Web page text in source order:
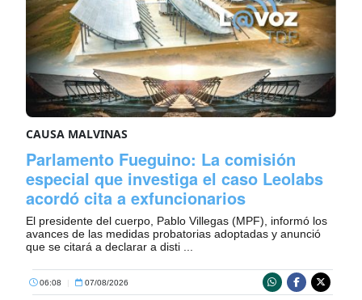
CAUSA MALVINAS
Parlamento Fueguino: La comisión
especial que investiga el caso Leolabs
acordó cita a exfuncionarios
El presidente del cuerpo, Pablo Villegas (MPF), informó los
avances de las medidas probatorias adoptadas y anunció
que se citará a declarar a disti ...
06:08 | 07/08/2026